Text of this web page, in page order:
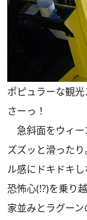
ポピュラーな観
さーっ！
急斜面をウィー
ズズッと滑った
ル感にドキドキし
恐怖心(!?)を乗り
家並みとラグー